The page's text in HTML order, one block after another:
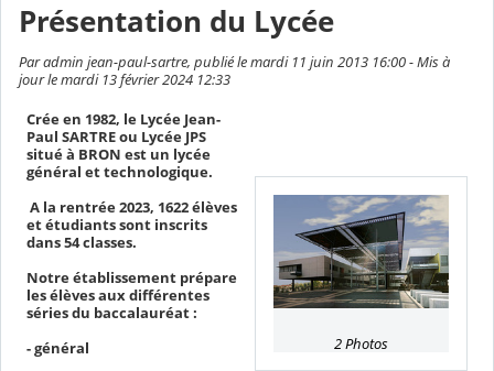
Présentation du Lycée
Par admin jean-paul-sartre, publié le mardi 11 juin 2013 16:00 - Mis à
jour le mardi 13 février 2024 12:33
Crée en 1982, le Lycée Jean-
Paul SARTRE ou Lycée JPS
situé à BRON est un lycée
général et technologique.
A la rentrée 2023, 1622 élèves
et étudiants sont inscrits
dans 54 classes.
Notre établissement prépare
les élèves aux différentes
séries du baccalauréat :
- général
2 Photos